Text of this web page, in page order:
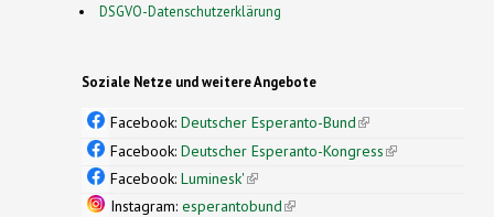
DSGVO-Datenschutzerklärung
Soziale Netze und weitere Angebote
Facebook: Deutscher Esperanto-Bund(link is
external)
Facebook: Deutscher Esperanto-Kongress(link is
Facebook: Luminesk'(link is external)
Instagram: esperantobund(link is external)